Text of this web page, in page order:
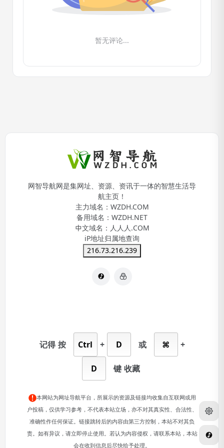
暂无评论...
网智导航网是集网址、资源、资讯于一体的智慧生活导
航主页！
主力域名： WZDH.COM
备用域名： WZDH.NET
中文域名： 人人人.COM
iP地址归属地查询
216.73.216.239
记得 按 Ctrl + D 或 ⌘ +
D 键 收藏
本网站为网址导航平台，所展示的资源及链接均收集自互联网或用
户投稿，仅供学习参考，不代表本站立场，亦不对其真实性、合法性、
准确性作任何保证。链接跳转后的内容由第三方控制，本站不对其负
责。如有异议，请立即停止使用。若认为内容侵权，请联系本站，本站
会在收到信息后尽快给予处理。